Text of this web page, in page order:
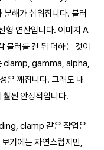
해가 쉬워집니다. 블러
연산입니다. 이미지 A
블러를 건 뒤 더하는 것이
clamp, gamma, alpha,
깨집니다. 그래도 내
훨씬 안정적입니다.
clamp 같은 작업은
기에는 자연스럽지만,